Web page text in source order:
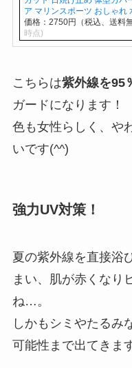
ア マリンスポーツ おしゃれ
価格：2750円（税込、送料
時点)
こちらは紫外線を95
ガードになります！
色も女性らしく、や
いです(^^)
強力UV対策！
夏の紫外線を直接浴
まい、肌が赤くなり
ね…。
しかもシミやたるみ
可能性まで出てきま